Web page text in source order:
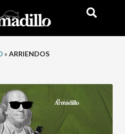
» ARRIENDOS